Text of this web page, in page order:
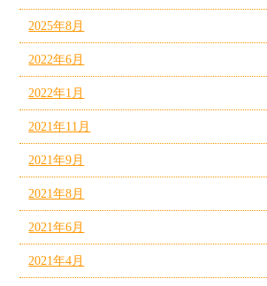
2025年8月
2022年6月
2022年1月
2021年11月
2021年9月
2021年8月
2021年6月
2021年4月